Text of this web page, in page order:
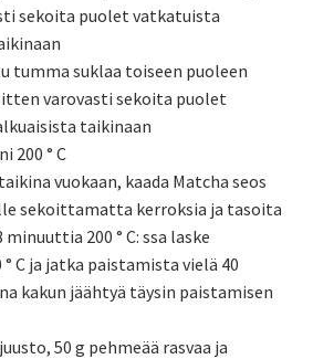
sekoita puolet vatkatuista
tumma suklaa toiseen puoleen
varovasti sekoita puolet
taikinaan
200 ° C
vuokaan, kaada Matcha seos
sekoittamatta kerroksia ja tasoita
minuuttia 200 ° C: ssa laske
C ja jatka paistamista vielä 40
kakun jäähtyä täysin paistamisen
50 g pehmeää rasvaa ja